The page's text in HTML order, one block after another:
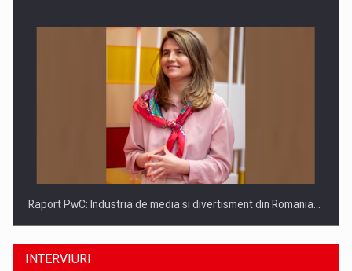
Raport PwC: Industria de media si divertisment din Romania…
INTERVIURI